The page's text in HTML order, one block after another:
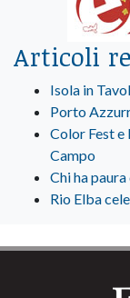
Articoli
Isola in
Porto
Color Fest e
Campo
Chi ha
Rio Elba